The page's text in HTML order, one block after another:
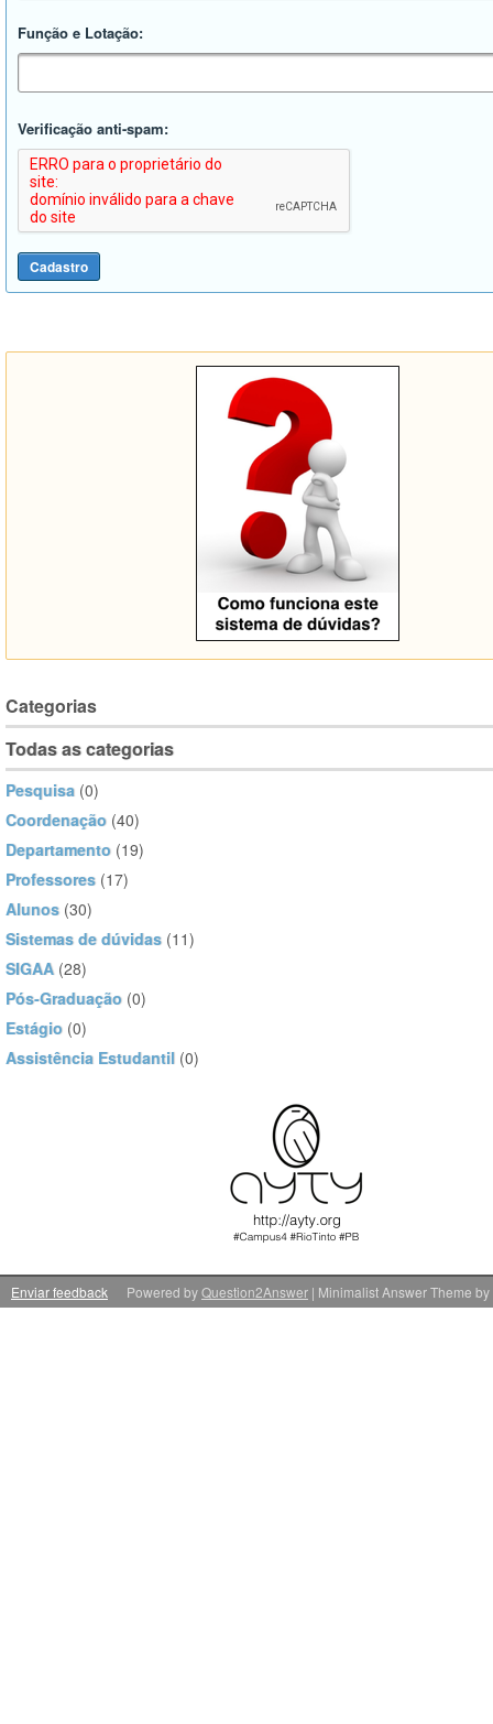
Função e Lotação:
Verificação anti-spam:
Categorias
Todas as categorias
Pesquisa (0)
Coordenação (40)
Departamento (19)
Professores (17)
Alunos (30)
Sistemas de dúvidas (11)
SIGAA (28)
Pós-Graduação (0)
Estágio (0)
Assistência Estudantil (0)
Enviar feedback | Minimalist Answer Theme by
Powered byQuestion2Answer